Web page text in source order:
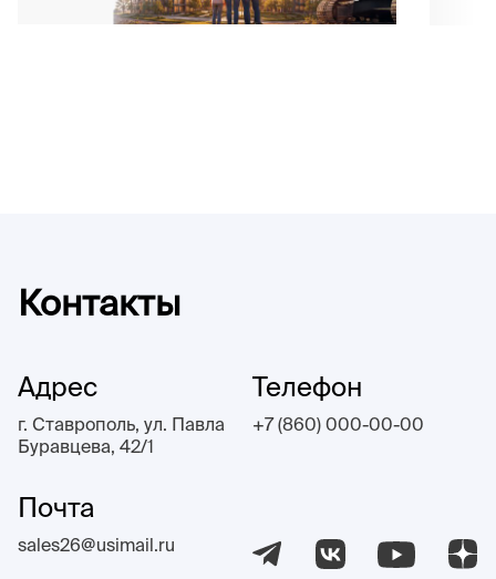
Контакты
Адрес
г. Ставрополь, ул. Павла
Буравцева, 42/1
Телефон
+7 (860) 000-00-00
Почта
sales26@usimail.ru